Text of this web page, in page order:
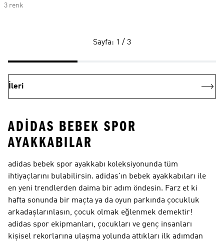
3 renk
Sayfa: 1 / 3
İleri
ADIDAS BEBEK SPOR
AYAKKABILAR
adidas bebek spor ayakkabı koleksiyonunda tüm
ihtiyaçlarını bulabilirsin. adidas'ın bebek ayakkabıları ile
en yeni trendlerden daima bir adım öndesin. Farz et ki
hafta sonunda bir maçta ya da oyun parkında çocukluk
arkadaşlarınlasın, çocuk olmak eğlenmek demektir!
adidas spor ekipmanları, çocukları ve genç insanları
kişisel rekorlarına ulaşma yolunda attıkları ilk adımdan